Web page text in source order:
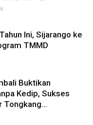
Ini, Sijarango ke
TMMD
Buktikan
Kedip, Sukses
Tongkang...